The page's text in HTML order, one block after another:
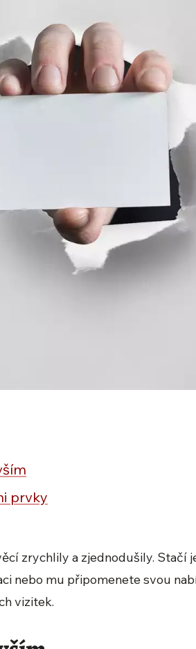
prvky
zrychlily a zjednodušily. Stačí
nebo mu připomenete svou
vizitek.